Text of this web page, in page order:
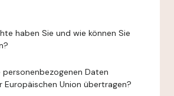
haben Sie und wie können Sie
personenbezogenen Daten
Europäischen Union übertragen?